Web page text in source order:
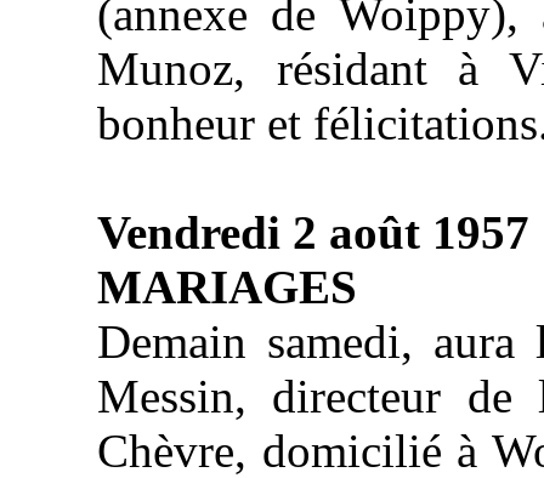
(annexe de Woippy),
Munoz, résidant à
bonheur et
Vendredi 2 août 1957
MARIAGES
Demain samedi,
Messin, directeur
Chèvre, domicilié à